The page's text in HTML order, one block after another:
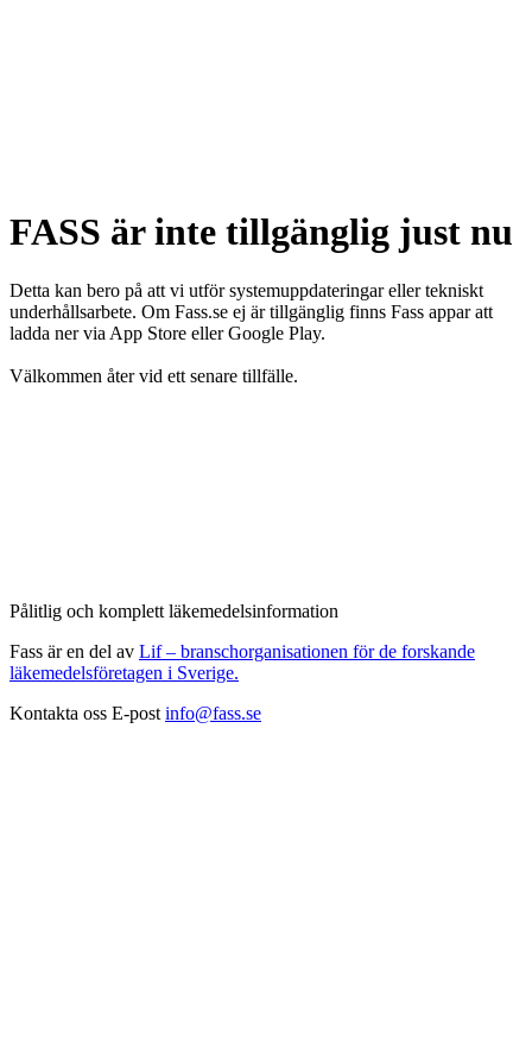
FASS är inte tillgänglig just nu
Detta kan bero på att vi utför systemuppdateringar eller tekniskt
underhållsarbete. Om Fass.se ej är tillgänglig finns Fass appar att
ladda ner via App Store eller Google Play.
Välkommen åter vid ett senare tillfälle.
Pålitlig och komplett läkemedelsinformation
Fass är en del av Lif – branschorganisationen för de forskande
läkemedelsföretagen i Sverige.
Kontakta oss E-post info@fass.se